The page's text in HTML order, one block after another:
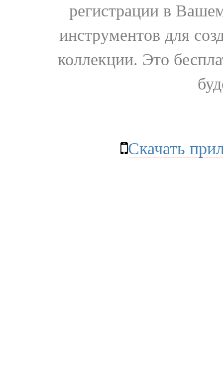
регистрации в
инструментов для
коллекции. Это
Скачать